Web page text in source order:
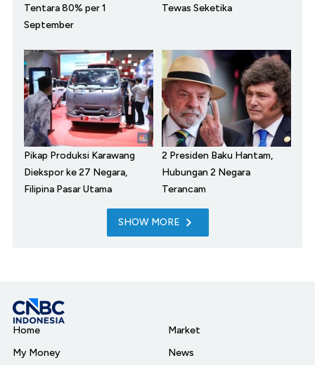
Tentara 80% per 1
September
Tewas Seketika
Pikap Produksi Karawang
Diekspor ke 27 Negara,
Filipina Pasar Utama
2 Presiden Baku Hantam,
Hubungan 2 Negara
Terancam
SHOW MORE
Home
My Money
Market
News